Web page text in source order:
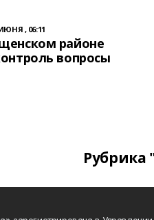
, 06:11
районе
вопросы